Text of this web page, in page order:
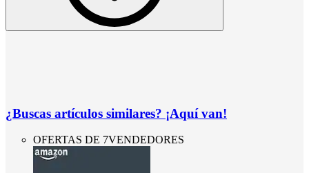
¿Buscas artículos similares? ¡Aquí van!
OFERTAS DE 7VENDEDORES